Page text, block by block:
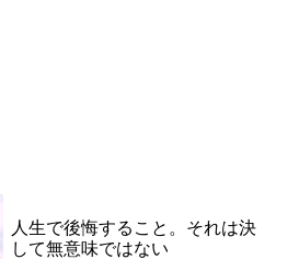
人生で後悔すること。それは決
して無意味ではない